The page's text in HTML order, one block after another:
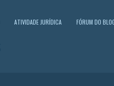
ATIVIDADE JURÍDICA FÓRUM DO